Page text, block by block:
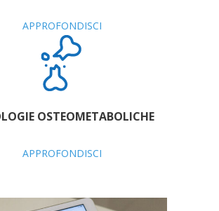
APPROFONDISCI
OSTEOMETABOLICHE
APPROFONDISCI